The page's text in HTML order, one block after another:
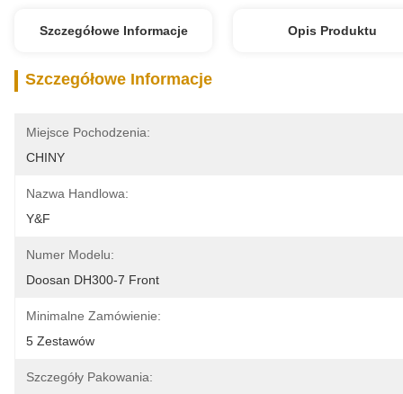
Szczegółowe Informacje Opis Produktu
Szczegółowe Informacje
Miejsce Pochodzenia:
CHINY
Nazwa Handlowa:
Y&F
Numer Modelu:
Doosan DH300-7 Front
Minimalne Zamówienie:
5 Zestawów
Szczegóły Pakowania: